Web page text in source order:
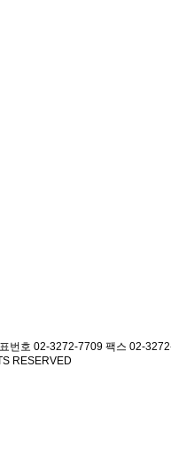
번호 02-3272-7709 팩스 02-
RESERVED